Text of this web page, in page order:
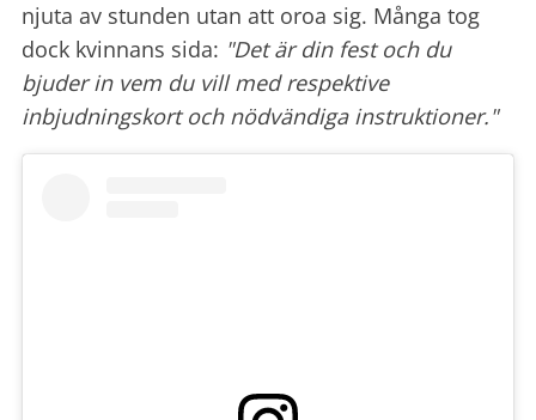
njuta av stunden utan att oroa sig. Många tog
dock kvinnans sida: "Det är din fest och du
bjuder in vem du vill med respektive
inbjudningskort och nödvändiga instruktioner."